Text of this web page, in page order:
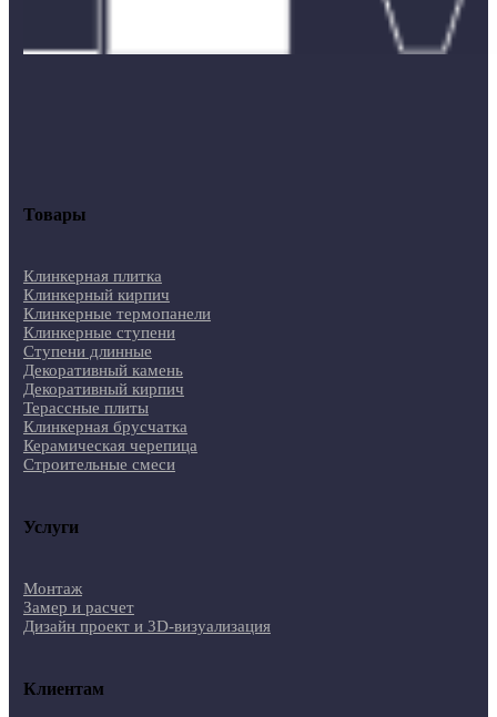
Товары
Клинкерная плитка
Клинкерный кирпич
Клинкерные термопанели
Клинкерные ступени
Ступени длинные
Декоративный камень
Декоративный кирпич
Терассные плиты
Клинкерная брусчатка
Керамическая черепица
Строительные смеси
Услуги
Монтаж
Замер и расчет
Дизайн проект и 3D-визуализация
Клиентам